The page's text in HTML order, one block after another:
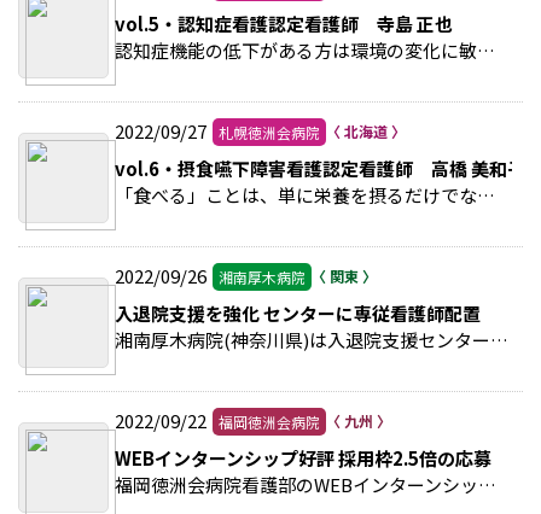
vol.5・認知症看護認定看護師 寺島 正也
認知症機能の低下がある方は環境の変化に敏感であり、住み慣れた自宅では穏やかに生活することができても、非日常的な環境・治療・ケアに戸惑い、行動心理の症状が現れることがあり… >>続きを読む
2022/09/27 札幌徳洲会病院
vol.6・摂食嚥下障害看護認定看護師 高橋 美和子
「食べる」ことは、単に栄養を摂るだけでなく、生きる喜びの1つでもあると考えています。これまで、口腔ケアやNST活動。口腔ケアの重要性や食事介助について勉強会や周知活動を行っ… >>続きを読む
2022/09/26 湘南厚木病院
入退院支援を強化 センターに専従看護師配置
湘南厚木病院(神奈川県)は入退院支援センターに専従看護師を配置し、より円滑な退院調整などに努めている。以前はMSW(医療ソーシャルワーカー)のみで入退院支援を行っていたが、疾患… >>続きを読む
2022/09/22 福岡徳洲会病院
WEBインターンシップ好評 採用枠2.5倍の応募
福岡徳洲会病院看護部のWEBインターンシップ(就業体験)が好評だ。従来は看護学生が来院していたが、コロナ禍となり切り替えた。オンラインで先輩看護師の話を聞いたり、看護師が活躍… >>続きを読む